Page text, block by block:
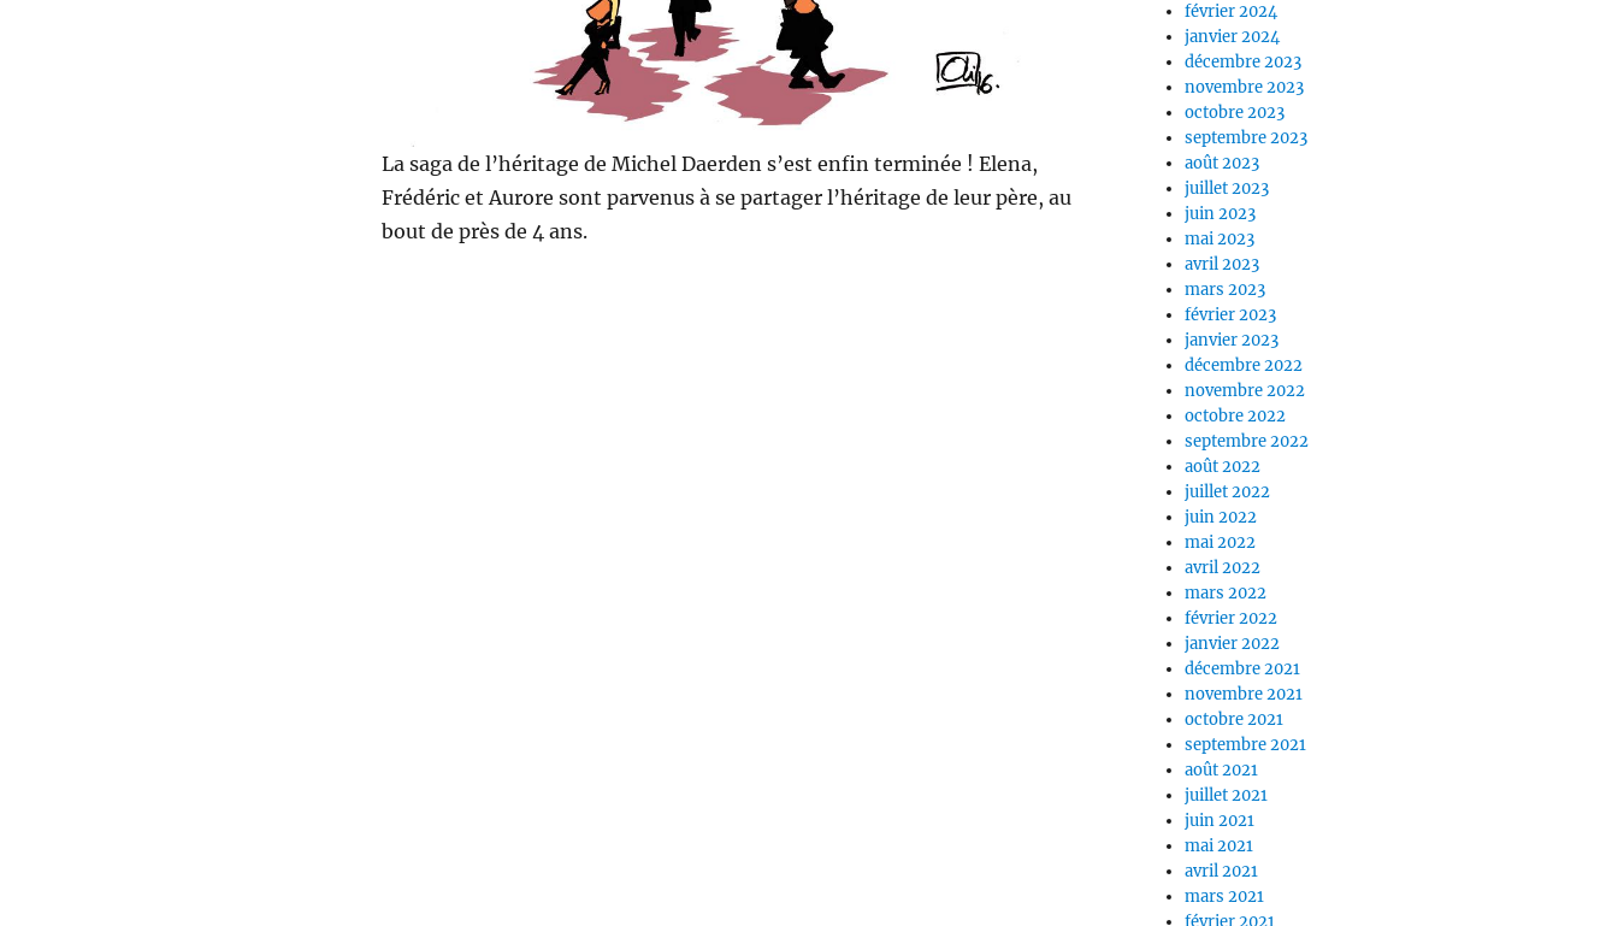
La saga de l’héritage de Michel Daerden s’est enfin terminée ! Elena,
Frédéric et Aurore sont parvenus à se partager l’héritage de leur père, au
bout de près de 4 ans.
février 2024
janvier 2024
décembre 2023
novembre 2023
octobre 2023
septembre 2023
août 2023
juillet 2023
juin 2023
mai 2023
avril 2023
mars 2023
février 2023
janvier 2023
décembre 2022
novembre 2022
octobre 2022
septembre 2022
août 2022
juillet 2022
juin 2022
mai 2022
avril 2022
mars 2022
février 2022
janvier 2022
décembre 2021
novembre 2021
octobre 2021
septembre 2021
août 2021
juillet 2021
juin 2021
mai 2021
avril 2021
mars 2021